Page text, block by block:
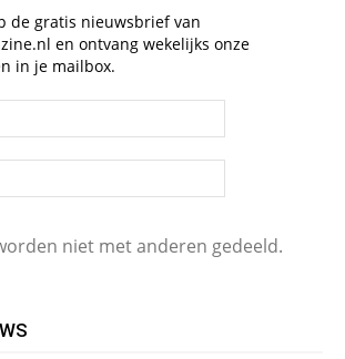
de gratis nieuwsbrief van
en ontvang wekelijks onze
in je mailbox.
niet met anderen gedeeld.